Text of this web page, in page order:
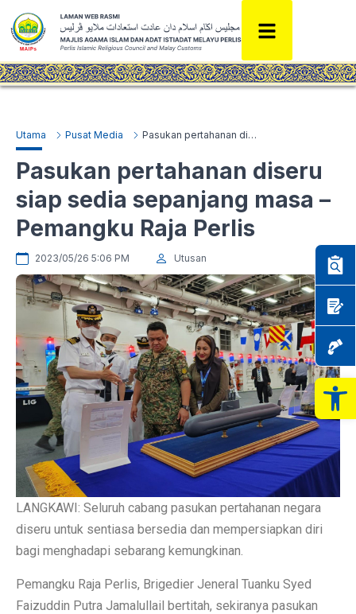
Utama Pusat Media Pasukan pertahanan diseru siap sedia sepanjang masa – Pemangku Raja Perlis
Pasukan pertahanan diseru
siap sedia sepanjang masa –
Pemangku Raja Perlis
2023/05/26 5:06 PM Utusan
LANGKAWI: Seluruh cabang pasukan pertahanan negara
diseru untuk sentiasa bersedia dan mempersiapkan diri
bagi menghadapi sebarang kemungkinan.
Pemangku Raja Perlis, Brigedier Jeneral Tuanku Syed
Faizuddin Putra Jamalullail bertitah, sekiranya pasukan